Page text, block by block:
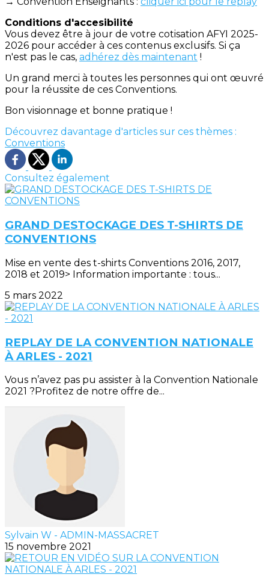
Conditions d'accesibilité
Vous devez être à jour de votre cotisation AFYI 2025-
2026 pour accéder à ces contenus exclusifs. Si ça
n'est pas le cas, adhérez dès maintenant !
Un grand merci à toutes les personnes qui ont œuvré
pour la réussite de ces Conventions.
Bon visionnage et bonne pratique !
Découvrez davantage d'articles sur ces thèmes :
Conventions
Consultez également
GRAND DESTOCKAGE DES T-SHIRTS DE
CONVENTIONS
Mise en vente des t-shirts Conventions 2016, 2017,
2018 et 2019> Information importante : tous...
5 mars 2022
REPLAY DE LA CONVENTION NATIONALE
À ARLES - 2021
Vous n’avez pas pu assister à la Convention Nationale
2021 ?Profitez de notre offre de...
Sylvain W - ADMIN-MASSACRET
15 novembre 2021